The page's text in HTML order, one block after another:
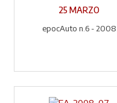
25 MARZO
epocAuto n.6 - 2008